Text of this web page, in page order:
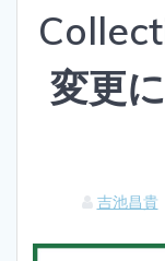
変更
吉池昌貴